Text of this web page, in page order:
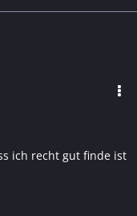
ich recht gut finde ist